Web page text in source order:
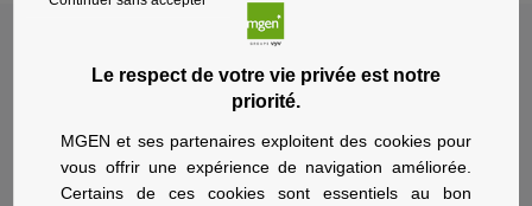
Le respect de votre vie privée est notre
priorité.
MGEN et ses partenaires exploitent des cookies pour
vous offrir une expérience de navigation améliorée.
Certains de ces cookies sont essentiels au bon
Particuliers Employeurs